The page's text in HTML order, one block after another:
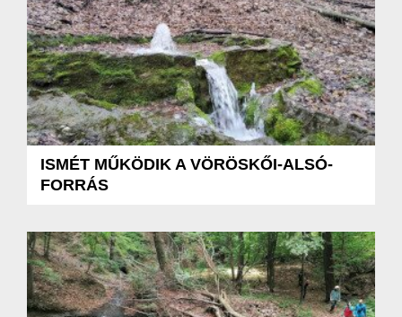
ISMÉT MŰKÖDIK A VÖRÖSKŐI-ALSÓ-
FORRÁS